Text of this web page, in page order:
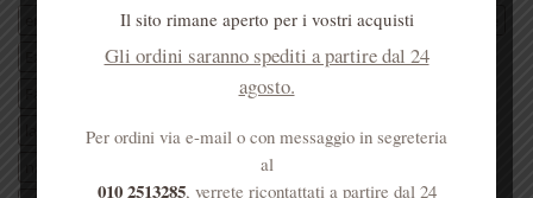
erboristeria dei frati erboristeria Genova
Ezio Battaglia
farmacia dei frati
farmacia Genova
Genova
Liguria mal di gola miele
Monica di Loreto
padri carmelitani scalzi
Il sito rimane aperto per i vostri acquisti
Gli ordini saranno spediti a partire dal 24
agosto.
Per ordini via e-mail o con messaggio in segreteria
al
010 2513285, verrete ricontattati a partire dal 24